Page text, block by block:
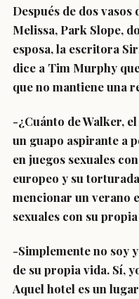
Después de dos
Melissa, Park Slope,
esposa, la escritora
dice a Tim Murphy
que no mantiene una
-¿Cuánto de Walker,
un guapo aspirante a
en juegos sexuales
europeo y su
mencionar un verano
sexuales con su
-Simplemente no soy
de su propia vida. Sí,
Aquel hotel es un